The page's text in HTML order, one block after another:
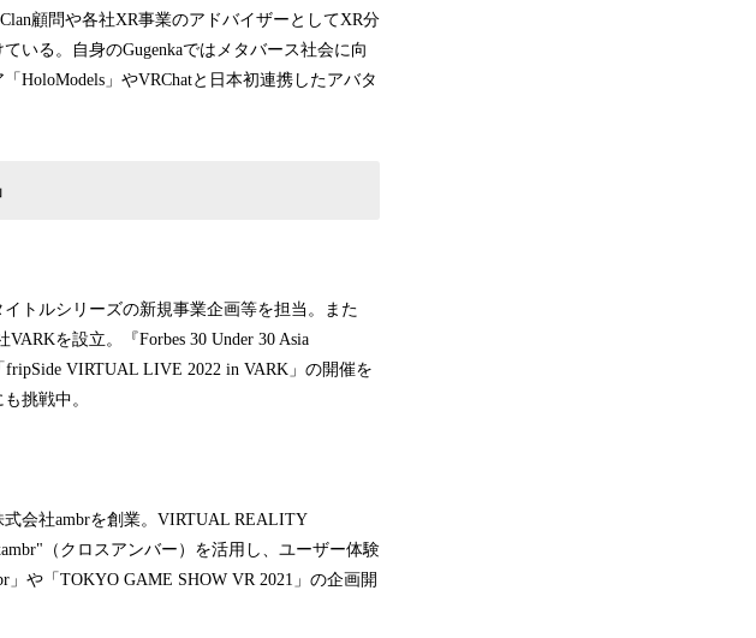
顧問や各社XR事業のアドバイザーとしてXR分
いる。自身のGugenkaではメタバース社会に向
HoloModels」やVRChatと日本初連携したアバタ
トルシリーズの新規事業企画等を担当。また
を設立。『Forbes 30 Under 30 Asia
fripSide VIRTUAL LIVE 2022 in VARK」の開催を
挑戦中。
会社ambrを創業。VIRTUAL REALITY
（クロスアンバー）を活用し、ユーザー体験
や「TOKYO GAME SHOW VR 2021」の企画開